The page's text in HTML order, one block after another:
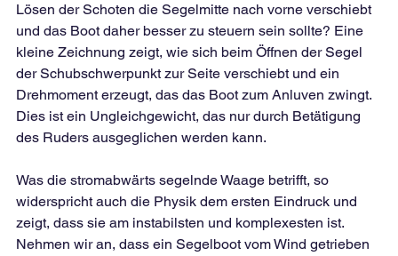
Lösen der Schoten die Segelmitte nach vorne verschiebt
und das Boot daher besser zu steuern sein sollte? Eine
kleine Zeichnung zeigt, wie sich beim Öffnen der Segel
der Schubschwerpunkt zur Seite verschiebt und ein
Drehmoment erzeugt, das das Boot zum Anluven zwingt.
Dies ist ein Ungleichgewicht, das nur durch Betätigung
des Ruders ausgeglichen werden kann.
Was die stromabwärts segelnde Waage betrifft, so
widerspricht auch die Physik dem ersten Eindruck und
zeigt, dass sie am instabilsten und komplexesten ist.
Nehmen wir an, dass ein Segelboot vom Wind getrieben